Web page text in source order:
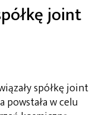
joint
spółkę joint
powstała w celu